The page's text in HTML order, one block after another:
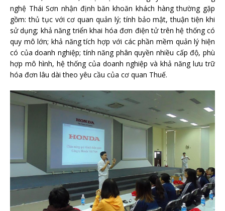
nghệ Thái Sơn nhận định băn khoăn khách hàng thường gặp
gồm: thủ tục với cơ quan quản lý; tính bảo mật, thuận tiện khi
sử dụng; khả năng triển khai hóa đơn điện tử trên hệ thống có
quy mô lớn; khả năng tích hợp với các phần mềm quản lý hiện
có của doanh nghiệp; tính năng phân quyền nhiều cấp độ, phù
hợp mô hình, hệ thống của doanh nghiệp và khả năng lưu trữ
hóa đơn lâu dài theo yêu cầu của cơ quan Thuế.